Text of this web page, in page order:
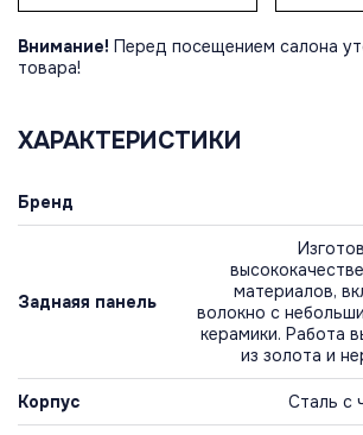
Внимание! Перед посещением салона
товара!
ХАРАКТЕРИСТИКИ
Бренд
Заднаяя панель
материалов,
волокно с
керамики. Работа
из золота и
Корпус Сталь с